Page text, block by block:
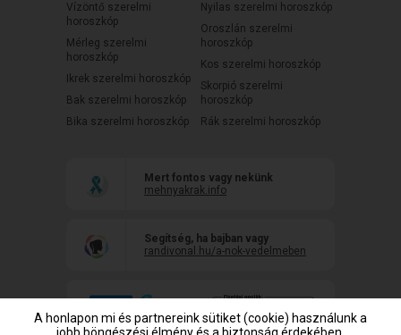
Vízöntő szerelmi
horoszkóp
Mérleg szerelmi
horoszkóp
Ikrek szerelmi horoszkóp
Bak szerelmi horoszkóp
Bika szerelmi horoszkóp
Nyilas szerelmi horoszkóp
Oroszlán szerelmi
horoszkóp
Kos szerelmi horoszkóp
Skorpió szerelmi
horoszkóp
Rák szerelmi horoszkóp
Mert fontos vagy nekünk
mehnyakrak.info
Segítség, ha bajban vagy
randivonal.hu/a-nok-vedelmeben
A honlapon mi és partnereink sütiket (cookie) használunk a